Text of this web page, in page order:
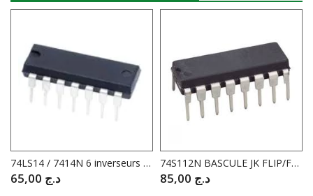
74LS14 / 7414N 6 inverseurs + trigger
د.ج
74S112N BASCULE JK FLIP/FLOP
د.ج